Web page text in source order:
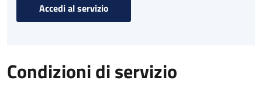
Accedi al servizio
Condizioni di servizio